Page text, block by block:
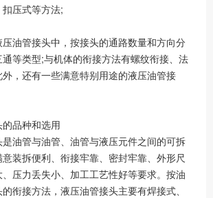
压式等方法;
管接头中，按接头的通路数量和方向分
等类型;与机体的衔接方法有螺纹衔接、法
，还有一些满意特别用途的液压油管接
品种和选用
管与油管、油管与液压元件之间的可拆
装拆便利、衔接牢靠、密封牢靠、外形尺
压力丢失小、加工工艺性好等要求。按油
衔接方法，液压油管接头主要有焊接式、